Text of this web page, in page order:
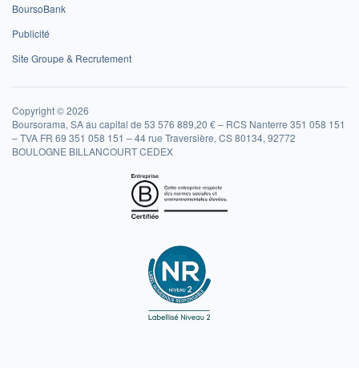
BoursoBank
Publicité
Site Groupe & Recrutement
Copyright © 2026
Boursorama, SA au capital de 53 576 889,20 € – RCS Nanterre 351 058 151
– TVA FR 69 351 058 151 – 44 rue Traversière, CS 80134, 92772
BOULOGNE BILLANCOURT CEDEX